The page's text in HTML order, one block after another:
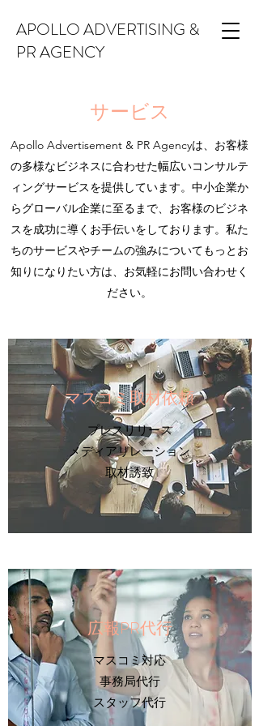
APOLLO ADVERTISING &
PR AGENCY
サービス
Apollo Advertisement & PR Agencyは、お客様
の多様なビジネスに合わせた幅広いコンサルテ
ィングサービスを提供しています。中小企業か
らグローバル企業に至るまで、お客様のビジネ
スを成功に導くお手伝いをしております。私た
ちのサービスやチームの強みについてもっとお
知りになりたい方は、お気軽にお問い合わせく
ださい。
​マスコミ取材依頼
プレスリリース
メディアリレーション
取材誘致
​​広報PR代行
マスコミ対応
事務局代行
​スタッフ代行